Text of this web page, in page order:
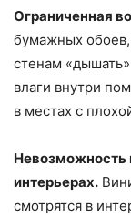
Ограниченная
бумажных
стенам
влаги внутри
в местах с
Невозможность
интерьерах.
смотрятся в